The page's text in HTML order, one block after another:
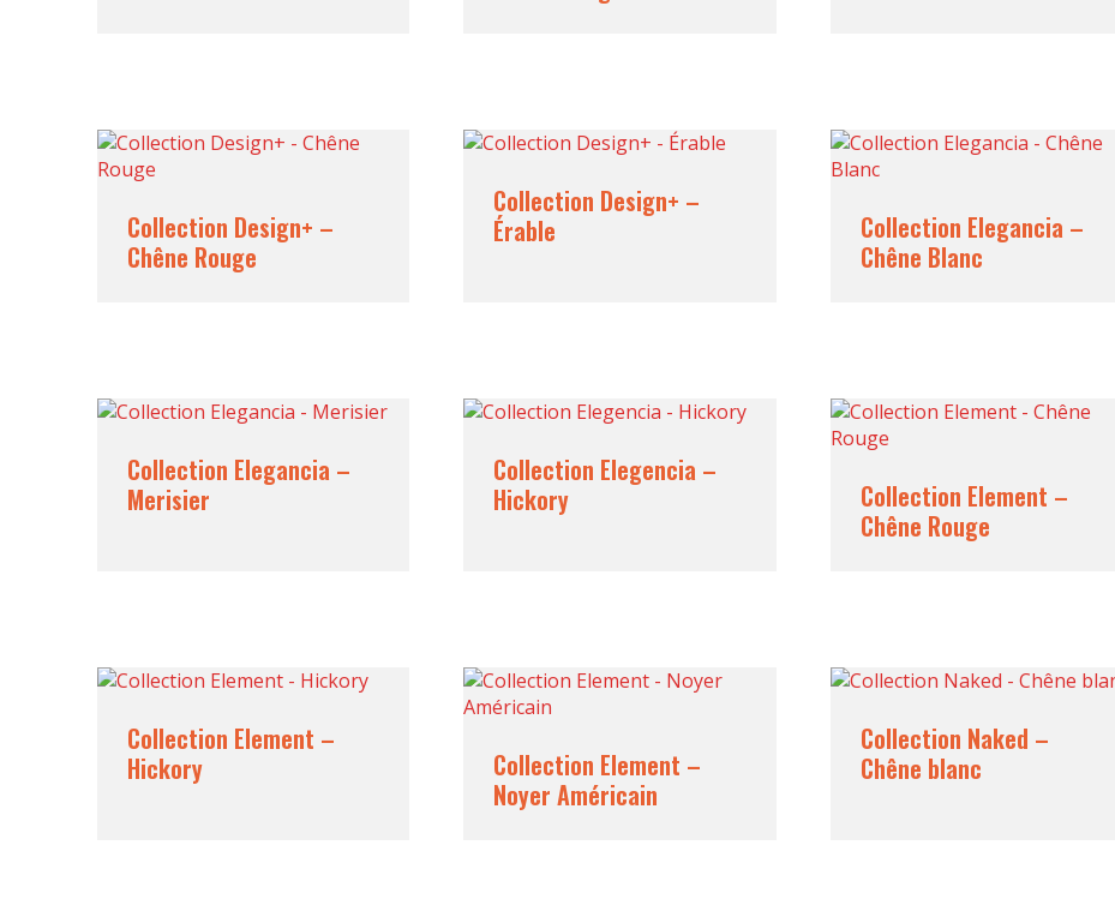
Collection Design+ –
Chêne Rouge
Collection Design+ –
Érable
Collection Elegancia –
Chêne Blanc
Collection Elegancia –
Merisier
Collection Elegencia –
Hickory
Collection Element –
Chêne Rouge
Collection Element –
Hickory
Collection Element –
Noyer Américain
Collection Naked –
Chêne blanc